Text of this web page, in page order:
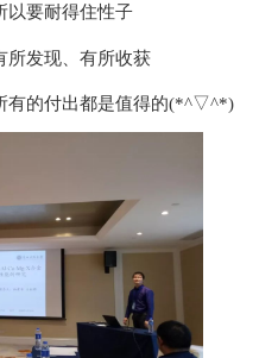
以要耐得住性子
所发现、有所收获
有的付出都是值得的(*^▽^*)